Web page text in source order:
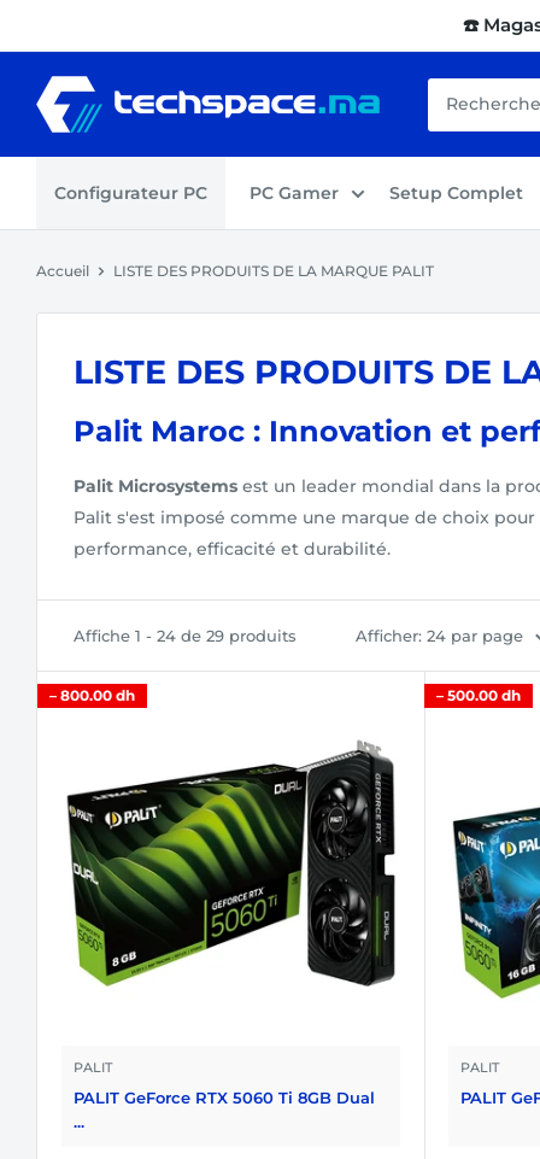
au
contenu
☎️
Techspace.ma
Configurateur PC PC Gamer Setup Complet
Accueil LISTE DES PRODUITS DE LA MARQUE PALIT
LISTE DES PRODUITS DE
Palit Maroc : Innovation et
Palit Microsystems est un leader mondial dans la
Palit s'est imposé comme une marque de choix
performance, efficacité et durabilité.
Affiche 1 - 24 de 29 produits Afficher: 24 par page
– 800.00 dh
PALIT
PALIT GeForce RTX 5060 Ti 8GB Dual
...
– 500.00 dh
PALIT
PALIT